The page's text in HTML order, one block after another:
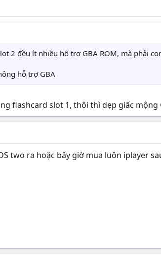
2 đều ít nhiều hỗ trợ GBA ROM, mà phải
hỗ trợ GBA
flashcard slot 1, thôi thì dẹp giấc mộng
two ra hoặc bây giờ mua luôn iplayer